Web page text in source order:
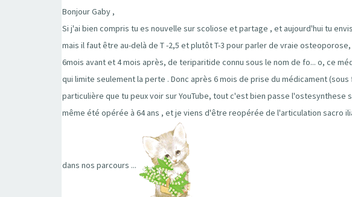
Bonjour Gaby ,
Si j'ai bien compris tu es nouvelle sur scoliose et partage , et aujourd'hui tu
mais il faut être au-delà de T -2,5 et plutôt T-3 pour parler de vraie
6mois avant et 4 mois après, de teriparitide connu sous le nom de fo... o, ce
qui limite seulement la perte . Donc après 6 mois de prise du médicament
particulière que tu peux voir sur YouTube, tout c'est bien passe l'ostesynthese
même été opérée à 64 ans , et je viens d'être reopérée de l'articulation sacro
dans nos parcours ...